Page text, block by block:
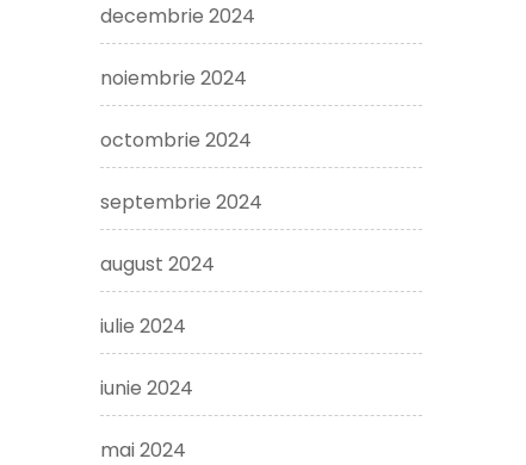
decembrie 2024
noiembrie 2024
octombrie 2024
septembrie 2024
august 2024
iulie 2024
iunie 2024
mai 2024